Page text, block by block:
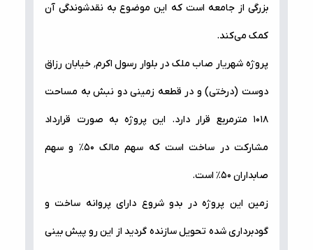
بزرگی از جامعه است که این موضوع به نقد‌شوندگی آن
کمک می‌کند.
پروژه شهریار صاب ملک در بلوار رسول اکرم٬ خیابان رزاق
دوست (درختی) و در قطعه زمینی دو نبش به مساحت
۱۰۱۸ متر‌مربع قرار دارد. این پروژه به صورت قرارداد
مشارکت در ساخت است که سهم مالک ۵۰٪ و سهم
صابداران ۵۰٪ است.
زمین این پروژه در بدو شروع دارای پروانه ساخت و
گود‌برداری شده تحویل سازنده گردید از این رو پیش بینی